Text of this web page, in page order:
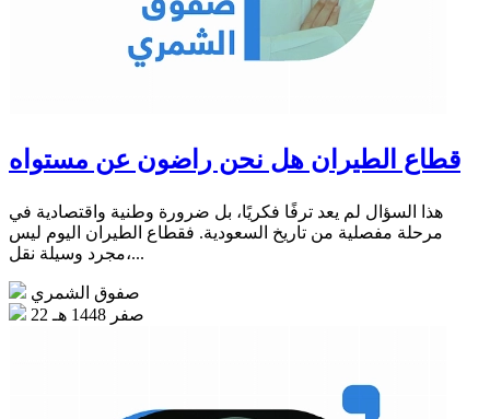
قطاع الطيران هل نحن راضون عن مستواه
هذا السؤال لم يعد ترفًا فكريًا، بل ضرورة وطنية واقتصادية في
مرحلة مفصلية من تاريخ السعودية. فقطاع الطيران اليوم ليس
مجرد وسيلة نقل،...
صفوق الشمري
22 صفر 1448 هـ